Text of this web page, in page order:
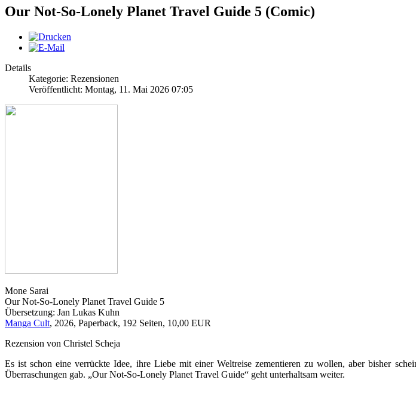
Our Not-So-Lonely Planet Travel Guide 5 (Comic)
Details
Kategorie: Rezensionen
Veröffentlicht: Montag, 11. Mai 2026 07:05
Mone Sarai
Our Not-So-Lonely Planet Travel Guide 5
Übersetzung: Jan Lukas Kuhn
Manga Cult, 2026, Paperback, 192 Seiten, 10,00 EUR
Rezension von Christel Scheja
Es ist schon eine verrückte Idee, ihre Liebe mit einer Weltreise zementieren zu wollen, aber bisher
Überraschungen gab. „Our Not-So-Lonely Planet Travel Guide“ geht unterhaltsam weiter.